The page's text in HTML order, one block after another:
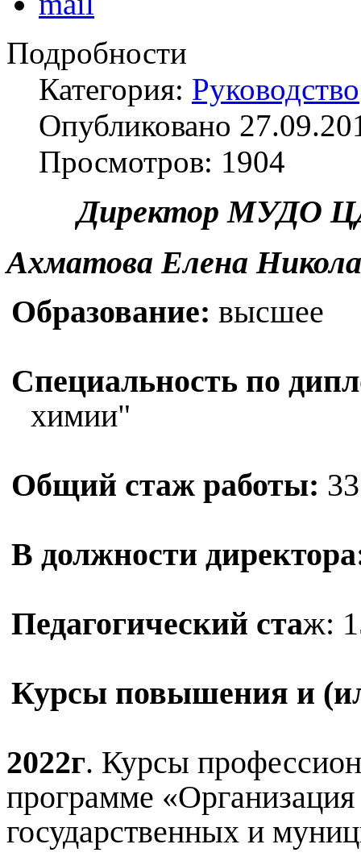
Подробности
Категория: Руководство
Опубликовано
Просмотров: 1904
Директор МУДО
Ахматова Елена
Образование: высшее
Специальность по
химии"
Общий стаж работы:
В должности
Педагогический стаж:
Курсы повышения и
2022г. Курсы
программе
государственных и